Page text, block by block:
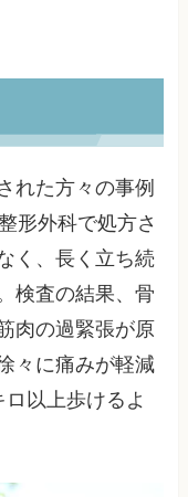
れた方々の事例
形外科で処方さ
く、長く立ち続
検査の結果、骨
肉の過緊張が原
々に痛みが軽減
以上歩けるよ